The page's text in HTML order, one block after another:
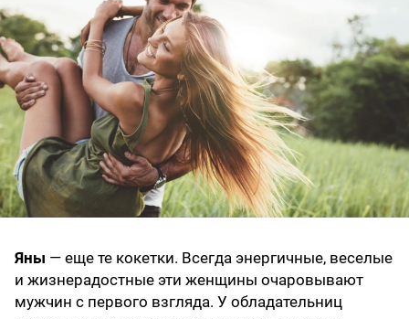
Яны — еще те кокетки. Всегда энергичные, веселые
и жизнерадостные эти женщины очаровывают
мужчин с первого взгляда. У обладательниц